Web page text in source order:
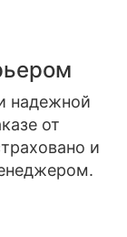
надежной
от
и